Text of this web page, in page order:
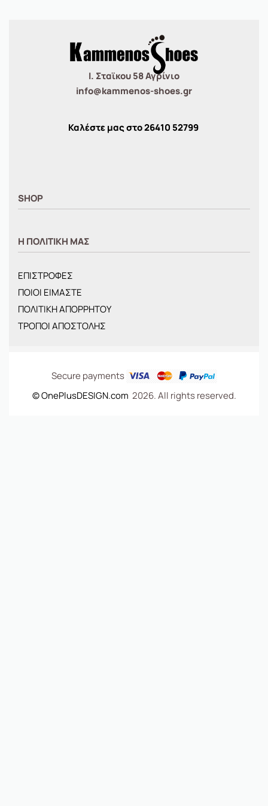
Ι. Σταϊκου 58 Αγρίνιο
info@kammenos-shoes.gr
Καλέστε μας στο26410 52799
SHOP
ΓΥΝΑΙΚΕΙΑ
BRANDS
ΝΕΕΣ ΑΦΙΞΕΙΣ
OFFERS
ΤΣΑΝΤΕΣ
Η ΠΟΛΙΤΙΚΗ ΜΑΣ
ΕΠΙΣΤΡΟΦΕΣ
ΠΟΙΟΙ ΕΙΜΑΣΤΕ
ΠΟΛΙΤΙΚΗ ΑΠΟΡΡΗΤΟΥ
ΤΡΟΠΟΙ ΑΠΟΣΤΟΛΗΣ
Secure payments
© OnePlusDESIGN.com 2026. All rights reserved.